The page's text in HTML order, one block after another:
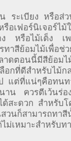
ระเบียง หรือส่ว
อเฟอร์นิเจอร์ไม้
หรือไม้เต็ง เพ
าสีย้อมไม้เพื่อช่
าดตอนนี้มีสีย้อม
อกที่ดีสำหรับไม้ก
ป แต่ที่แน่ๆคือทน
น ควรตีเว้นร่อง
สะดวก สำหรับโ
นก็สามารถทาสี
ม่เหมาะสำหรับท